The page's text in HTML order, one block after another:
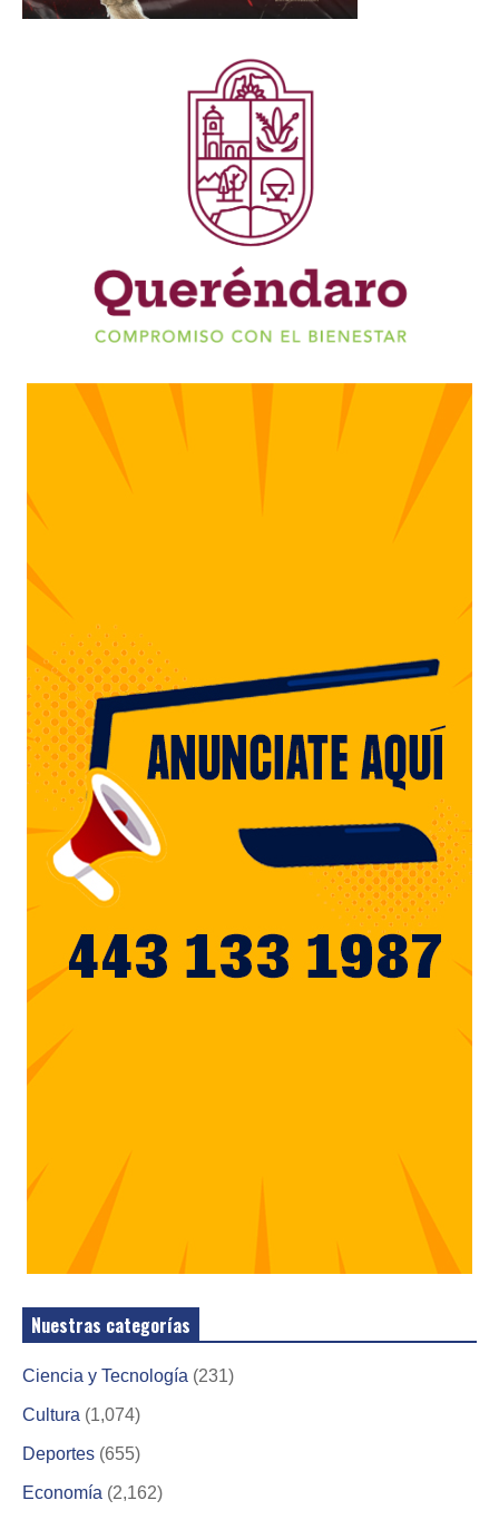
Nuestras categorías
Ciencia y Tecnología (231)
Cultura (1,074)
Deportes (655)
Economía (2,162)